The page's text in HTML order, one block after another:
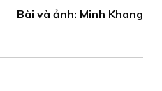
Bài và ảnh: Minh Khang